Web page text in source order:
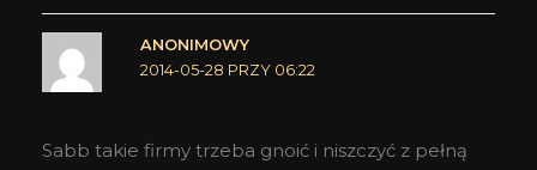
ANONIMOWY
2014-05-28 PRZY 06:22
Sabb takie firmy trzeba gnoić i niszczyć z pełną